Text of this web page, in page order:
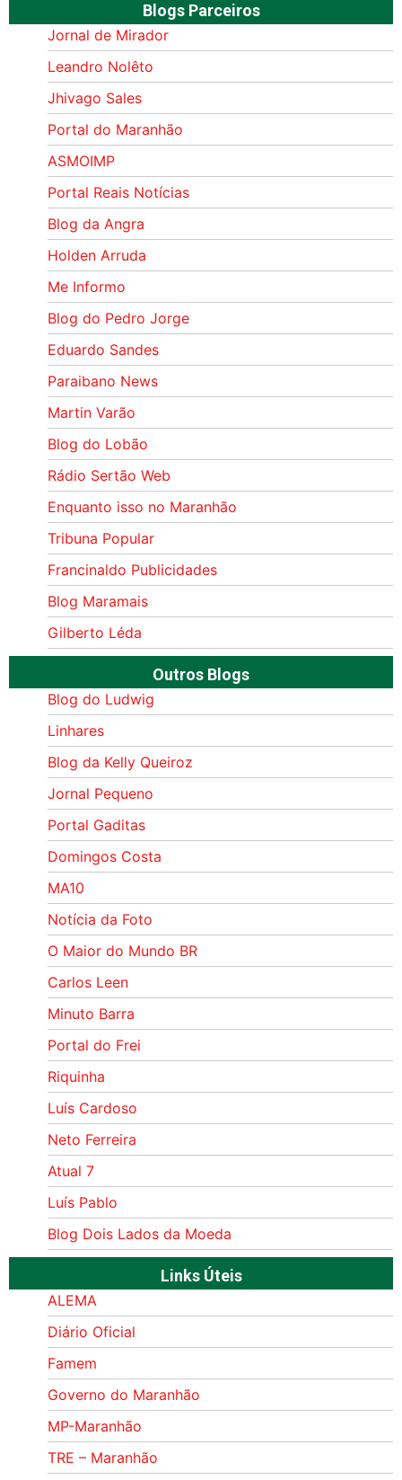
Blogs Parceiros
Jornal de Mirador
Leandro Nolêto
Jhivago Sales
Portal do Maranhão
ASMOIMP
Portal Reais Notí­cias
Blog da Angra
Holden Arruda
Me Informo
Blog do Pedro Jorge
Eduardo Sandes
Paraibano News
Martin Varão
Blog do Lobão
Rádio Sertão Web
Enquanto isso no Maranhão
Tribuna Popular
Francinaldo Publicidades
Blog Maramais
Gilberto Léda
Outros Blogs
Blog do Ludwig
Linhares
Blog da Kelly Queiroz
Jornal Pequeno
Portal Gaditas
Domingos Costa
MA10
Notícia da Foto
O Maior do Mundo BR
Carlos Leen
Minuto Barra
Portal do Frei
Riquinha
Luís Cardoso
Neto Ferreira
Atual 7
Luís Pablo
Blog Dois Lados da Moeda
Links Úteis
ALEMA
Diário Oficial
Famem
Governo do Maranhão
MP-Maranhão
TRE – Maranhão